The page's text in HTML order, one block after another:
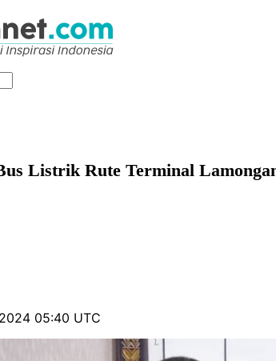
Listrik Rute Terminal
05:40 UTC